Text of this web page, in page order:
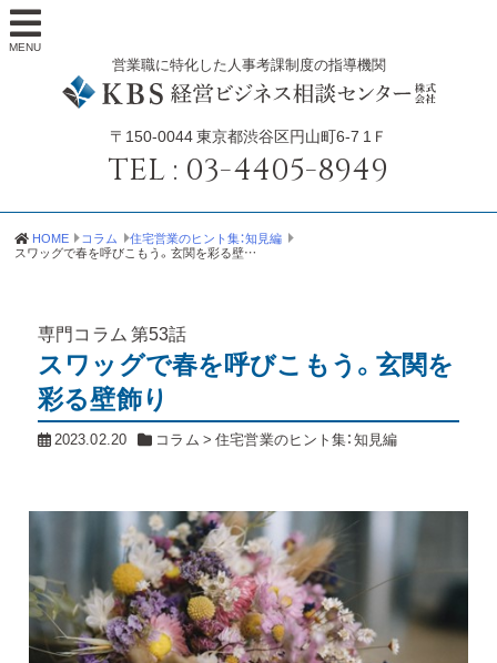
MENU
営業職に特化した人事考課制度の指導機関
〒150-0044東京都渋谷区円山町6-7 1Ｆ
TEL : 03-4405-8949
HOME コラム 住宅営業のヒント集：知見編
スワッグで春を呼びこもう。玄関を彩る壁飾り
専門コラム第53話
スワッグで春を呼びこもう。玄関を
彩る壁飾り
2023.02.20 コラム >住宅営業のヒント集：知見編